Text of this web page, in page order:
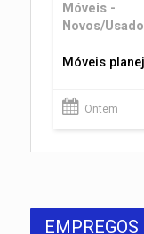
Móveis -
Novos/
Móveis
Ontem
EMPREGOS